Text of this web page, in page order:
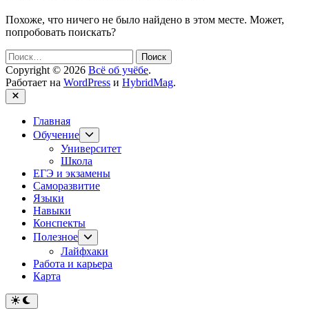
Похоже, что ничего не было найдено в этом месте. Может,
попробовать поискать?
Найти:
Copyright © 2026 Всё об учёбе.
Работает на WordPress и HybridMag.
Закрыть
Главная
Обучение
подменю
Университет
Школа
ЕГЭ и экзамены
Саморазвитие
Языки
Навыки
Конспекты
Полезное
Показывать
подменю
Лайфхаки
Работа и карьера
Карта
Переключить
на